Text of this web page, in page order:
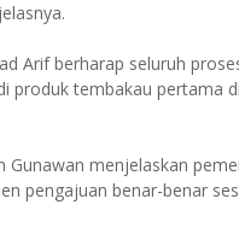
Arif berharap seluruh
produk tembakau pertama
Gunawan menjelaskan
pengajuan benar-benar